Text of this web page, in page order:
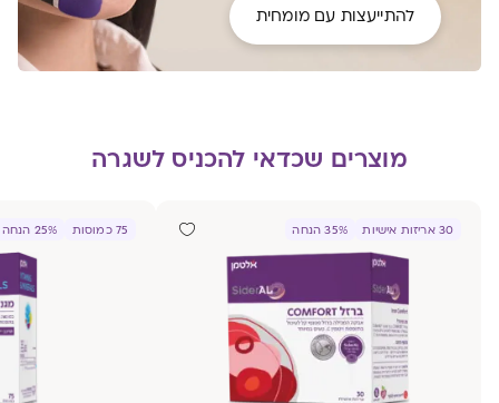
להתייעצות עם מומחית
מוצרים שכדאי להכניס לשגרה
30 אריזות אישיות 35% הנחה 75 כמוסות 25% הנחה